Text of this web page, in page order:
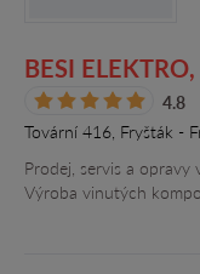
BESI ELEKTRO,
4.8
Tovární 416, Fryšták -
Prodej, servis a
Výroba vinutých